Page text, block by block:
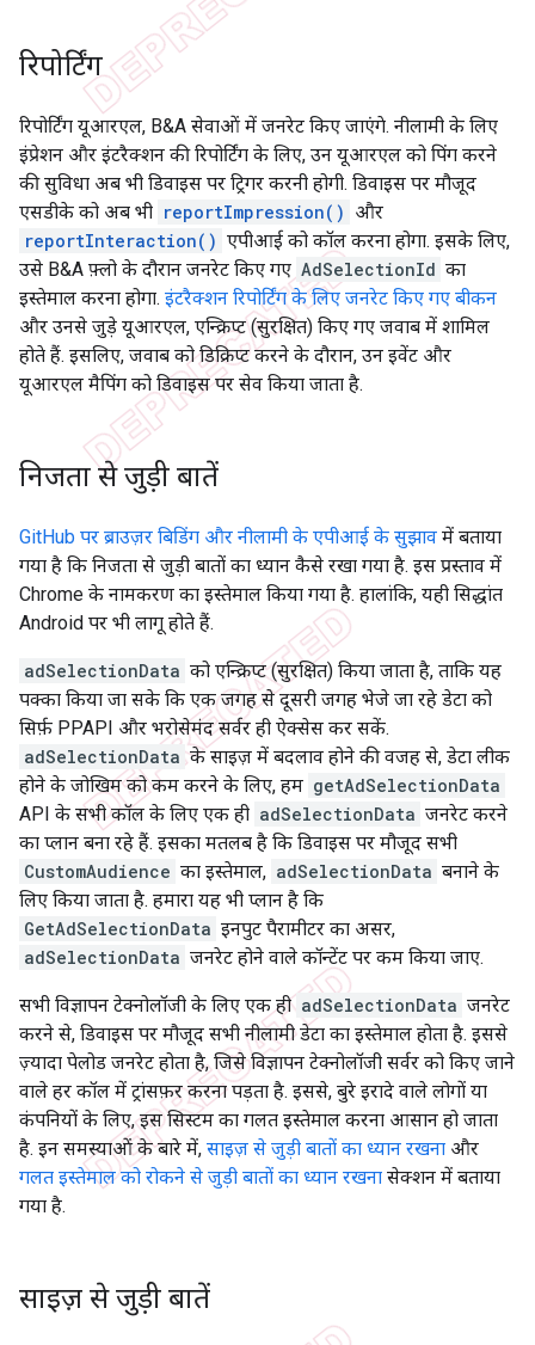
रिपोर्टिंग
रिपोर्टिंग यूआरएल, B&A सेवाओं में जनरेट किए जाएंगे. नीलामी के लिए
इंप्रेशन और इंटरैक्शन की रिपोर्टिंग के लिए, उन यूआरएल को पिंग करने
की सुविधा अब भी डिवाइस पर ट्रिगर करनी होगी. डिवाइस पर मौजूद
एसडीके को अब भी reportImpression() और
reportInteraction() एपीआई को कॉल करना होगा. इसके लिए,
उसे B&A फ़्लो के दौरान जनरेट किए गए AdSelectionId का
इस्तेमाल करना होगा. इंटरैक्शन रिपोर्टिंग के लिए जनरेट किए गए बीकन
और उनसे जुड़े यूआरएल, एन्क्रिप्ट (सुरक्षित) किए गए जवाब में शामिल
होते हैं. इसलिए, जवाब को डिक्रिप्ट करने के दौरान, उन इवेंट और
यूआरएल मैपिंग को डिवाइस पर सेव किया जाता है.
निजता से जुड़ी बातें
GitHub पर ब्राउज़र बिडिंग और नीलामी के एपीआई के सुझाव में बताया
गया है कि निजता से जुड़ी बातों का ध्यान कैसे रखा गया है. इस प्रस्ताव में
Chrome के नामकरण का इस्तेमाल किया गया है. हालांकि, यही सिद्धांत
Android पर भी लागू होते हैं.
adSelectionData को एन्क्रिप्ट (सुरक्षित) किया जाता है, ताकि यह
पक्का किया जा सके कि एक जगह से दूसरी जगह भेजे जा रहे डेटा को
सिर्फ़ PPAPI और भरोसेमंद सर्वर ही ऐक्सेस कर सकें.
adSelectionData के साइज़ में बदलाव होने की वजह से, डेटा लीक
होने के जोखिम को कम करने के लिए, हम getAdSelectionData
API के सभी कॉल के लिए एक ही adSelectionData जनरेट करने
का प्लान बना रहे हैं. इसका मतलब है कि डिवाइस पर मौजूद सभी
CustomAudience का इस्तेमाल, adSelectionData बनाने के
लिए किया जाता है. हमारा यह भी प्लान है कि
GetAdSelectionData इनपुट पैरामीटर का असर,
adSelectionData जनरेट होने वाले कॉन्टेंट पर कम किया जाए.
सभी विज्ञापन टेक्नोलॉजी के लिए एक ही adSelectionData जनरेट
करने से, डिवाइस पर मौजूद सभी नीलामी डेटा का इस्तेमाल होता है. इससे
ज़्यादा पेलोड जनरेट होता है, जिसे विज्ञापन टेक्नोलॉजी सर्वर को किए जाने
वाले हर कॉल में ट्रांसफ़र करना पड़ता है. इससे, बुरे इरादे वाले लोगों या
कंपनियों के लिए, इस सिस्टम का गलत इस्तेमाल करना आसान हो जाता
है. इन समस्याओं के बारे में, साइज़ से जुड़ी बातों का ध्यान रखना और
गलत इस्तेमाल को रोकने से जुड़ी बातों का ध्यान रखना सेक्शन में बताया
गया है.
साइज़ से जुड़ी बातें